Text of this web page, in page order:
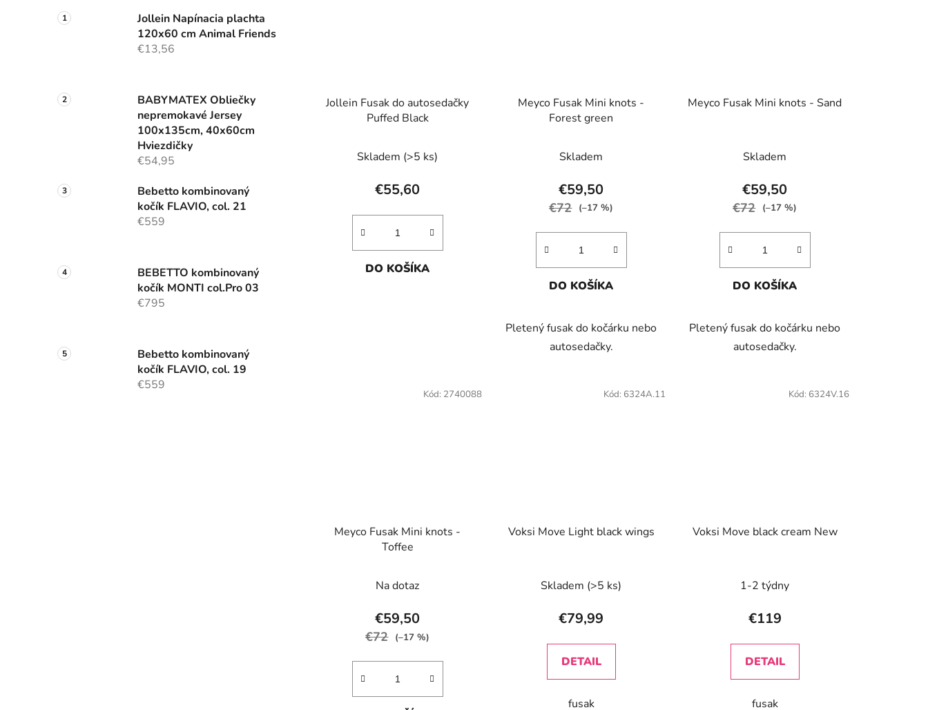
Jollein Napínacia plachta
120x60 cm Animal Friends
€13,56
BABYMATEX Obliečky
nepremokavé Jersey
100x135cm, 40x60cm
Hviezdičky
€54,95
Bebetto kombinovaný
kočík FLAVIO, col. 21
€559
BEBETTO kombinovaný
kočík MONTI col.Pro 03
€795
Bebetto kombinovaný
kočík FLAVIO, col. 19
€559
Jollein Fusak do autosedačky
Puffed Black
Skladem (>5 ks)
€55,60
DO KOŠÍKA
Meyco Fusak Mini knots -
Forest green
Skladem
€59,50
€72 (–17 %)
DO KOŠÍKA
Pletený fusak do kočárku nebo
autosedačky.
Meyco Fusak Mini knots - Sand
Skladem
€59,50
€72 (–17 %)
DO KOŠÍKA
Pletený fusak do kočárku nebo
autosedačky.
Meyco Fusak Mini knots -
Toffee
Na dotaz
€59,50
€72 (–17 %)
Kód: 2740088
Voksi Move Light black wings
Skladem (>5 ks)
€79,99
DETAIL
fusak
Kód: 6324A.11
Voksi Move black cream New
1-2 týdny
€119
DETAIL
fusak
Kód: 6324V.16